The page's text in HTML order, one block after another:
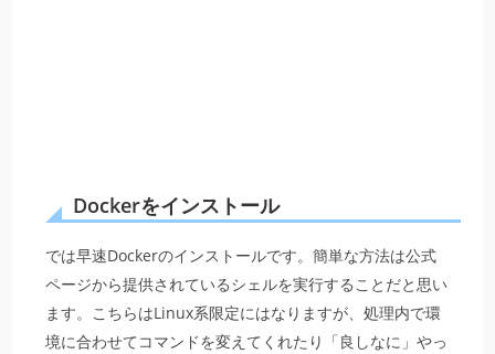
Dockerをインストール
では早速Dockerのインストールです。簡単な方法は公式
ページから提供されているシェルを実行することだと思い
ます。こちらはLinux系限定にはなりますが、処理内で環
境に合わせてコマンドを変えてくれたり「良しなに」やっ